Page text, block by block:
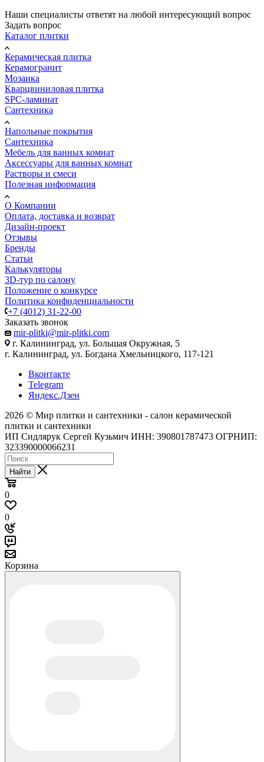
Наши специалисты ответят на любой интересующий вопрос
Задать вопрос
Каталог плитки
Керамическая плитка
Керамогранит
Мозаика
Кварцвиниловая плитка
SPC-ламинат
Сантехника
Напольные покрытия
Сантехника
Мебель для ванных комнат
Аксессуары для ванных комнат
Растворы и смеси
Полезная информация
О Компании
Оплата, доставка и возврат
Дизайн-проект
Отзывы
Бренды
Статьи
Калькуляторы
3D-тур по салону
Положение о конкурсе
Политика конфиденциальности
+7 (4012) 31-22-00
Заказать звонок
mir-plitki@mir-plitki.com
г. Калининград, ул. Большая Окружная, 5
г. Калининград, ул. Богдана Хмельницкого, 117-121
Вконтакте
Telegram
Яндекс.Дзен
2026 © Мир плитки и сантехники - салон керамической
плитки и сантехники
ИП Сидлярук Сергей Кузьмич ИНН: 390801787473 ОГРНИП:
323390000066231
Найти
0
0
Корзина